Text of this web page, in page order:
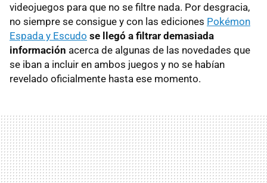
videojuegos para que no se filtre nada. Por desgracia,
no siempre se consigue y con las ediciones Pokémon
Espada y Escudo se llegó a filtrar demasiada
información acerca de algunas de las novedades que
se iban a incluir en ambos juegos y no se habían
revelado oficialmente hasta ese momento.